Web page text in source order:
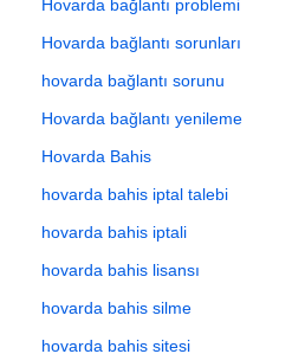
Hovarda bağlantı problemi
Hovarda bağlantı sorunları
hovarda bağlantı sorunu
Hovarda bağlantı yenileme
Hovarda Bahis
hovarda bahis iptal talebi
hovarda bahis iptali
hovarda bahis lisansı
hovarda bahis silme
hovarda bahis sitesi